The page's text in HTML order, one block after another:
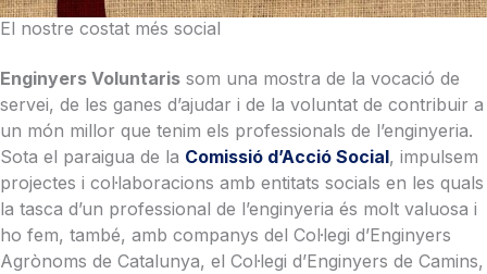
El nostre costat més social
Enginyers Voluntaris som una mostra de la vocació de
servei, de les ganes d’ajudar i de la voluntat de contribuir a
un món millor que tenim els professionals de l’enginyeria.
Sota el paraigua de la Comissió d’Acció Social, impulsem
projectes i col·laboracions amb entitats socials en les quals
la tasca d’un professional de l’enginyeria és molt valuosa i
ho fem, també, amb companys del Col·legi d’Enginyers
Agrònoms de Catalunya, el Col·legi d’Enginyers de Camins,